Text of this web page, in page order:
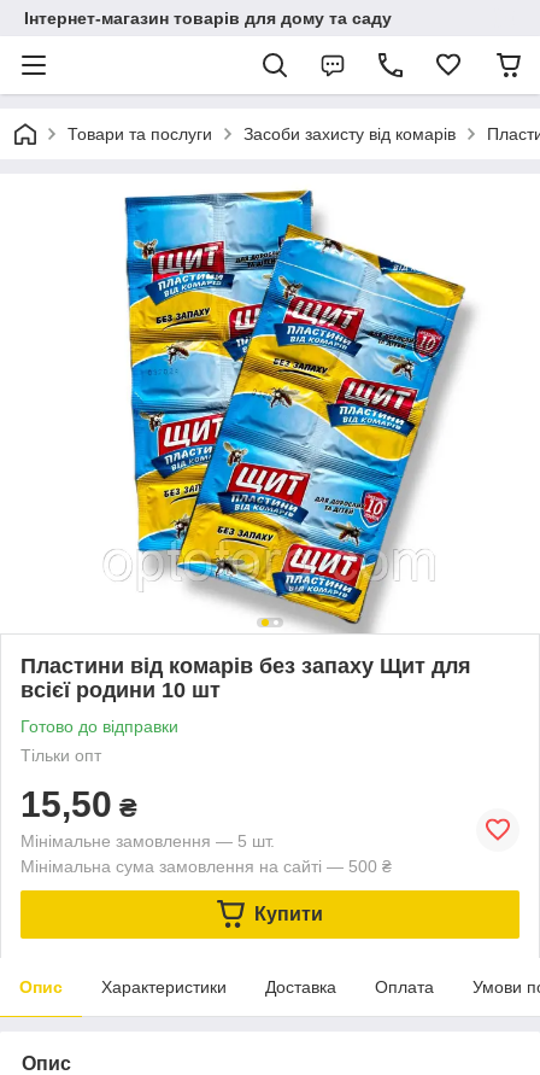
Інтернет-магазин товарів для дому та саду
Товари та послуги Засоби захисту від комарів
Пластини від комарів без запаху Щит для
всієї родини 10 шт
Готово до відправки
Тільки опт
15,50 ₴
Мінімальне замовлення — 5 шт.
Мінімальна сума замовлення на сайті — 500 ₴
Купити
Опис Характеристики Доставка Оплата Умови
Опис